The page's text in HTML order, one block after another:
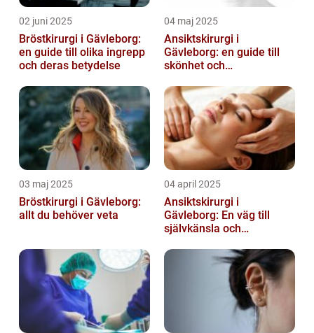
02 juni 2025
Bröstkirurgi i Gävleborg:
en guide till olika ingrepp
och deras betydelse
04 maj 2025
Ansiktskirurgi i
Gävleborg: en guide till
skönhet och
03 maj 2025
Bröstkirurgi i Gävleborg:
allt du behöver veta
04 april 2025
Ansiktskirurgi i
Gävleborg: En väg till
självkänsla och